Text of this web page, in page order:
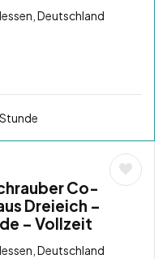
Deutschland
Co-
Dreieich –
– Vollzeit
Deutschland